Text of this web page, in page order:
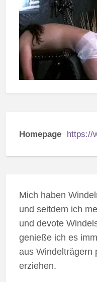
Homepage https://
Mich haben
und seitdem ich
und devote
genieße ich es
aus Windelträgern
erziehen.